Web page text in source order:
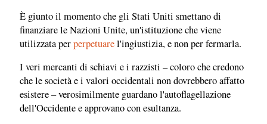
È giunto il momento che gli Stati Uniti smettano di
finanziare le Nazioni Unite, un'istituzione che viene
utilizzata perperpetuarel'ingiustizia, e non per fermarla.
I veri mercanti di schiavi e i razzisti – coloro che credono
che le società e i valori occidentali non dovrebbero affatto
esistere – verosimilmente guardano l'autoflagellazione
dell'Occidente e approvano con esultanza.